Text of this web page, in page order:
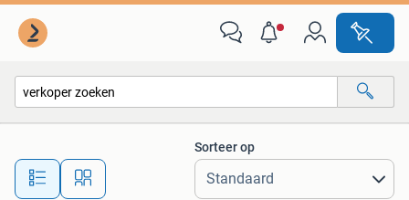
Alle afstanden…
Sorteer op